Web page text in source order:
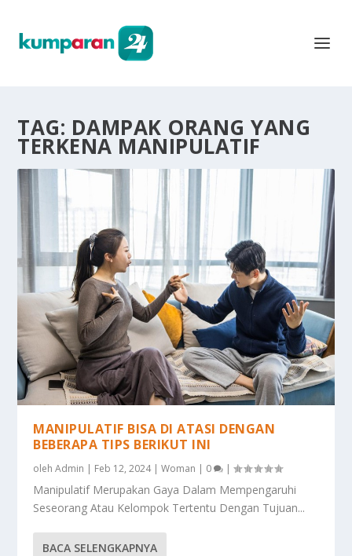
TAG: DAMPAK ORANG YANG
TERKENA MANIPULATIF
MANIPULATIF BISA DI ATASI DENGAN
BEBERAPA TIPS BERIKUT INI
olehAdmin | Feb 12, 2024|Woman | 0 |
Manipulatif Merupakan Gaya Dalam Mempengaruhi
Seseorang Atau Kelompok Tertentu Dengan Tujuan...
BACA SELENGKAPNYA